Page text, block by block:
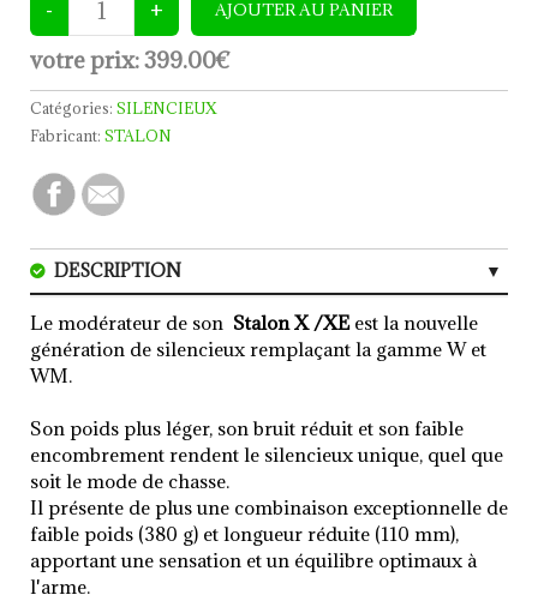
votre prix:399.00€
Catégories: SILENCIEUX
Fabricant: STALON
DESCRIPTION
CARACTERISTIQUES
AVIS (0)
Le modérateur de son Stalon X /XEest la nouvelle
génération de silencieux remplaçant la gamme W et
WM.
Son poids plus léger, son bruit réduit et son faible
encombrement rendent le silencieux unique, quel que
soit le mode de chasse.
Il présente de plus une combinaison exceptionnelle de
faible poids (380 g) et longueur réduite (110 mm),
apportant une sensation et un équilibre optimaux à
l'arme.